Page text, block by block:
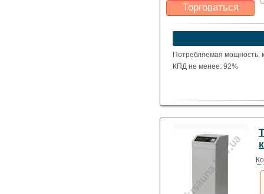
Торговаться
Какая цена Вас
устроит?
Указать цену
Потребляемая мощность,
КПД не менее: 92%